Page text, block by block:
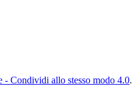
- Condividi allo stesso modo 4.0.